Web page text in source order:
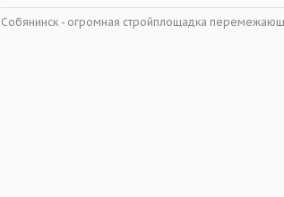
Собянинск - огромная стройплощадка